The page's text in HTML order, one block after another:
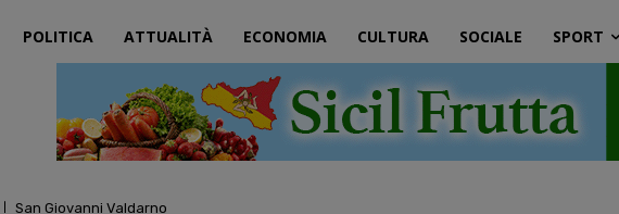
POLITICA ATTUALITÀ ECONOMIA CULTURA SOCIALE SPORT
San Giovanni Valdarno